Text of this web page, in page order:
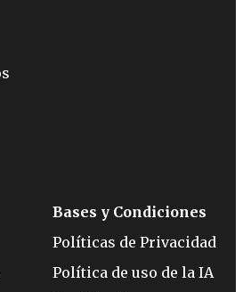
Bases y Condiciones
Políticas de Privacidad
Política de uso de la IA